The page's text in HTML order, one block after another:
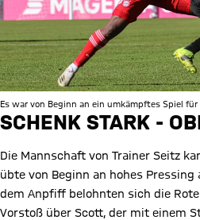
Es war von Beginn an ein umkämpftes Spiel für
SCHENK STARK -
Die Mannschaft von Trainer Seitz
übte von Beginn an hohes
dem Anpfiff belohnten sich die
Vorstoß über Scott, der mit einem